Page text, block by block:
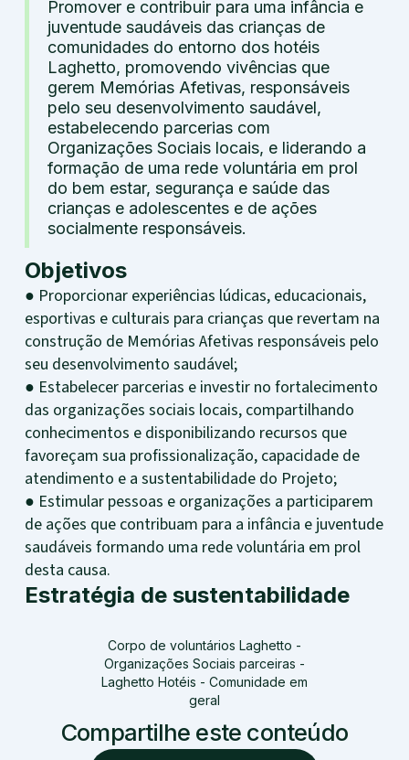
Promover e contribuir para uma infância e
juventude saudáveis das crianças de
comunidades do entorno dos hotéis
Laghetto, promovendo vivências que
gerem Memórias Afetivas, responsáveis
pelo seu desenvolvimento saudável,
estabelecendo parcerias com
Organizações Sociais locais, e liderando a
formação de uma rede voluntária em prol
do bem estar, segurança e saúde das
crianças e adolescentes e de ações
socialmente responsáveis.
Objetivos
● Proporcionar experiências lúdicas, educacionais,
esportivas e culturais para crianças que revertam na
construção de Memórias Afetivas responsáveis pelo
seu desenvolvimento saudável;
● Estabelecer parcerias e investir no fortalecimento
das organizações sociais locais, compartilhando
conhecimentos e disponibilizando recursos que
favoreçam sua profissionalização, capacidade de
atendimento e a sustentabilidade do Projeto;
● Estimular pessoas e organizações a participarem
de ações que contribuam para a infância e juventude
saudáveis formando uma rede voluntária em prol
desta causa.
Estratégia de sustentabilidade
Corpo de voluntários Laghetto -
Organizações Sociais parceiras -
Laghetto Hotéis - Comunidade em
geral
Compartilhe este conteúdo